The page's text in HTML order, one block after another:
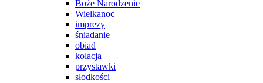
Boże Narodzenie
Wielkanoc
imprezy
śniadanie
obiad
kolacja
przystawki
słodkości